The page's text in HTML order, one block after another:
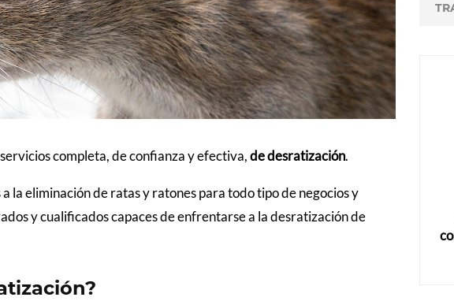
completa, de confianza y efectiva,de desratización.
la eliminación de ratas y ratones para todo tipo de negocios y
y cualificados capaces de enfrentarse a la desratización de